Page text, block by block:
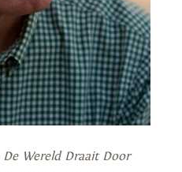
De Wereld Draait Door